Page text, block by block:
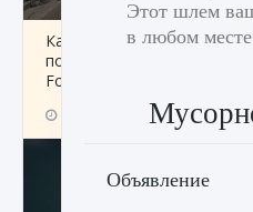
Как исправить текстовую
пользовательского
Force Hawk Ops
Этот шлем
в любом
Объявление